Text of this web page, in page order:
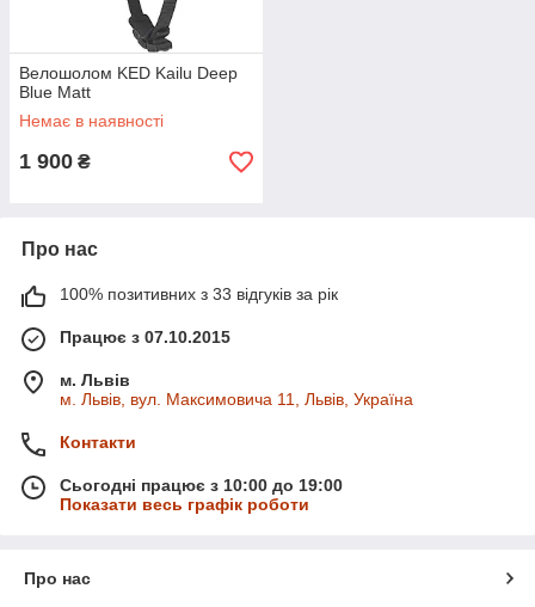
Велошолом KED Kailu Deep
Blue Matt
Немає в наявності
1 900 ₴
Про нас
100% позитивних з 33 відгуків за рік
Працює з 07.10.2015
м. Львів
м. Львів, вул. Максимовича 11, Львів, Україна
Контакти
Сьогодні працює з 10:00 до 19:00
Показати весь графік роботи
Про нас